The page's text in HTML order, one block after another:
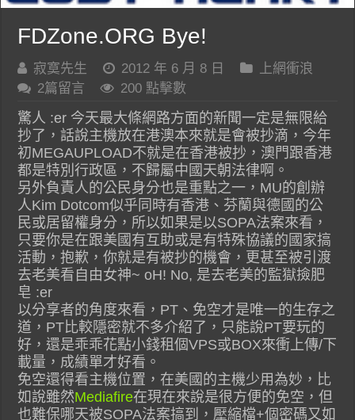
FDZone.ORG Bye!
寂寞先生 2012 年 6 月 8 日
上網衝浪
2篇留言
200 點擊數
驚人 :er 今天最大條網路方面的新聞一定是無限給
抄了，話說主機放在港澳本來就是會被抄滴，今年
初MEGAUPLOAD不就是在香港被抄，澳門跟香港
都是特別行政區，不歸屬中國天朝法律啊。
另外負責人的公民身分也是重點之一，MU的創辦
人Kim Dotcom似乎同時有香港、芬蘭與德國的公
民或居留權身分，所以如果是以SOPA法案來看，
只要你是在跟美國有互助或是有特殊協議的國家搞
活動，抱歉，你就是有被抄的機會，更甚至被引渡
去老美看自由女神~ oH! No, 是去老美的監獄撿肥
皂 :er
以分享者的角度來看，PT、免空才是唯一的生存之
道，PT比較隱密就不多介紹了，只能說PT要玩的
好，還是乖乖花點小錢租個VPS或BOX來衝上傳/下
載量，成績單才好看。
免空還得看主機位置，在美國的主機少用為妙，比
如說雖然Mediafire在現在來說是很方便的免空，但
也難保哪天被SOPA法案搞到，壓縮檔+個密碼又如